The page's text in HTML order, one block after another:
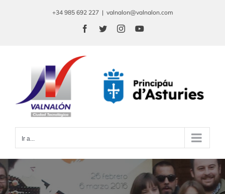
+34 985 692 227 | valnalon@valnalon.com
Facebook
TwitterInstagramYouTube
Ir a...